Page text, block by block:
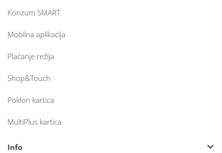
Konzum SMART
Mobilna aplikacija
Plaćanje režija
Shop&Touch
Poklon kartica
MultiPlus kartica
Info